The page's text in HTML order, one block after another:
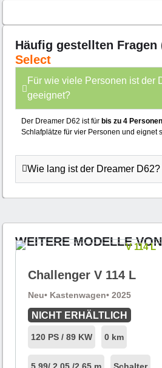
Häufig gestellten Fragen
Select
Für wie viele Personen ist der
geeignet?
Der Dreamer D62 ist für bis zu 4 Personen
Schlafplätze für vier Personen und eignet
Wie lang ist der Dreamer D62?
WEITERE MODELLE
Challenger V 114 L
Neu• Kastenwagen• 2025
NICHT ERHÄLTLICH
120 PS / 89 KW 0 km